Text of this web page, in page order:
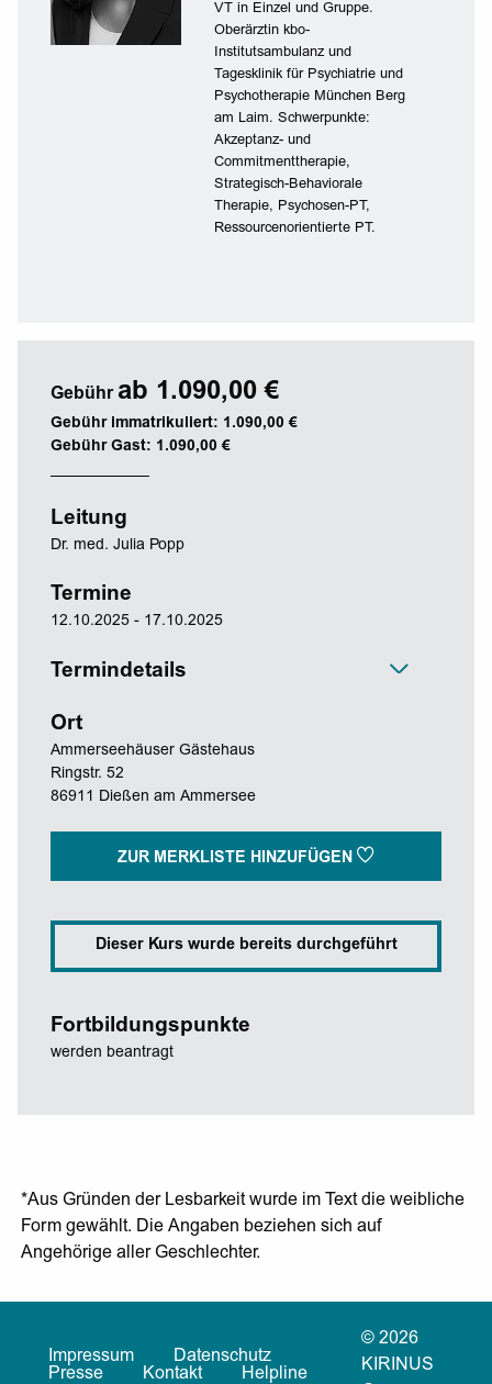
VT in Einzel und Gruppe.
Oberärztin kbo-
Institutsambulanz und
Tagesklinik für Psychiatrie und
Psychotherapie München Berg
am Laim. Schwerpunkte:
Akzeptanz- und
Commitmenttherapie,
Strategisch-Behaviorale
Therapie, Psychosen-PT,
Ressourcenorientierte PT.
Gebühr ab 1.090,00 €
Gebühr immatrikuliert: 1.090,00 €
Gebühr Gast: 1.090,00 €
Leitung
Dr. med. Julia Popp
Termine
12.10.2025 - 17.10.2025
Termindetails
Ort
Ammerseehäuser Gästehaus
Ringstr. 52
86911 Dießen am Ammersee
ZUR MERKLISTE HINZUFÜGEN
Dieser Kurs wurde bereits durchgeführt
Fortbildungspunkte
werden beantragt
*Aus Gründen der Lesbarkeit wurde im Text die weibliche
Form gewählt. Die Angaben beziehen sich auf
Angehörige aller Geschlechter.
Impressum
Datenschutz
Presse
Kontakt Helpline
© 2026
KIRINUS